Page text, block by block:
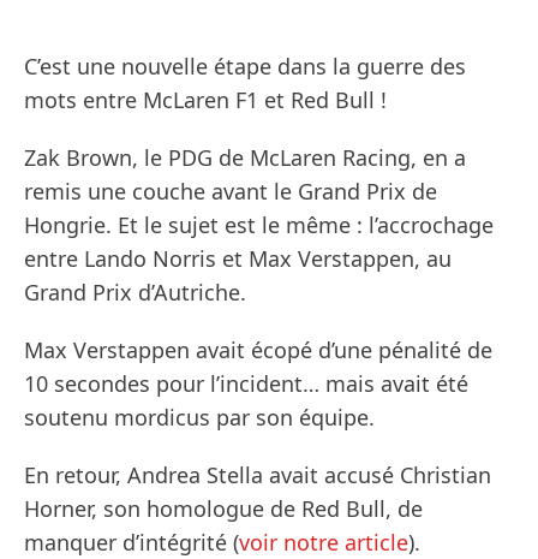
C’est une nouvelle étape dans la guerre des
mots entre McLaren F1 et Red Bull !
Zak Brown, le PDG de McLaren Racing, en a
remis une couche avant le Grand Prix de
Hongrie. Et le sujet est le même : l’accrochage
entre Lando Norris et Max Verstappen, au
Grand Prix d’Autriche.
Max Verstappen avait écopé d’une pénalité de
10 secondes pour l’incident… mais avait été
soutenu mordicus par son équipe.
En retour, Andrea Stella avait accusé Christian
Horner, son homologue de Red Bull, de
manquer d’intégrité (voir notre article).